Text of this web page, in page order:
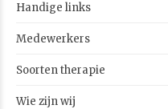
Handige links
Medewerkers
Soorten therapie
Wie zijn wij